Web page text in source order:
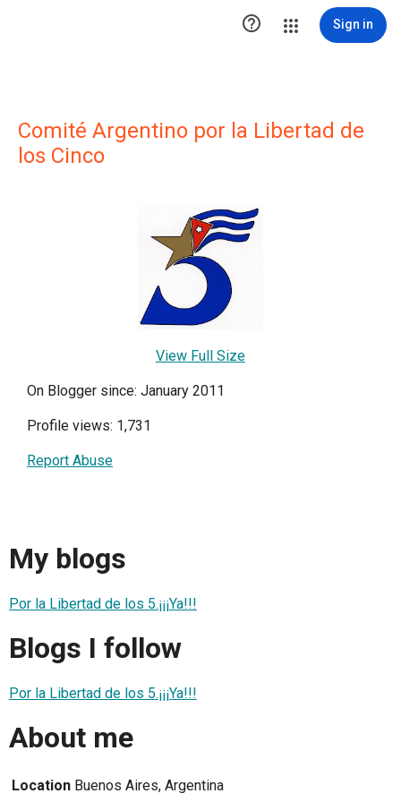
 Sign in
Comité Argentino por la Libertad de
los Cinco
View Full Size
On Blogger since: January 2011
Profile views: 1,731
Report Abuse
My blogs
Por la Libertad de los 5.¡¡¡Ya!!!
Blogs I follow
Por la Libertad de los 5.¡¡¡Ya!!!
About me
Location Buenos Aires, Argentina